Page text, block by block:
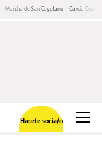
Marcha de San Cayetano García Cuerva
Hacete socia/o